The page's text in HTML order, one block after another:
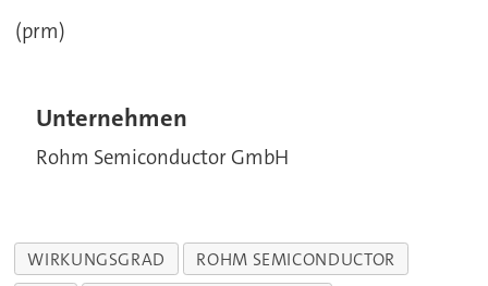
(prm)
Unternehmen
Rohm Semiconductor GmbH
WIRKUNGSGRAD
ROHM SEMICONDUCTOR